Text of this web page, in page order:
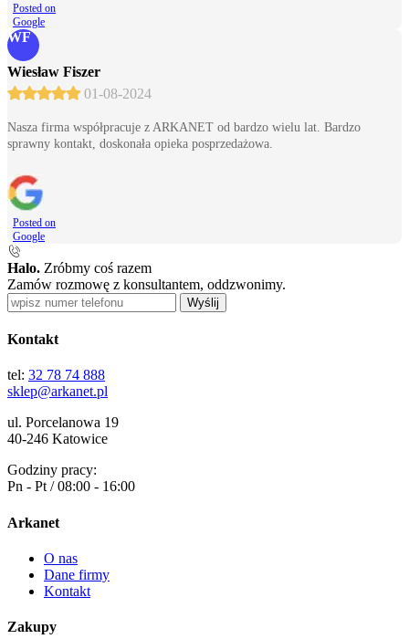
Posted on
Google
WF
Wiesław Fiszer
01-08-2024
Nasza firma współpracuje z ARKANET od bardzo wielu lat. Bardzo
sprawny kontakt, doskonała opieka posprzedażowa.
Posted on
Google
Halo. Zróbmy coś razem
Zamów rozmowę z konsultantem, oddzwonimy.
Wyślij
Kontakt
tel: 32 78 74 888
sklep@arkanet.pl
ul. Porcelanowa 19
40-246 Katowice
Godziny pracy:
Pn - Pt / 08:00 - 16:00
Arkanet
O nas
Dane firmy
Kontakt
Zakupy